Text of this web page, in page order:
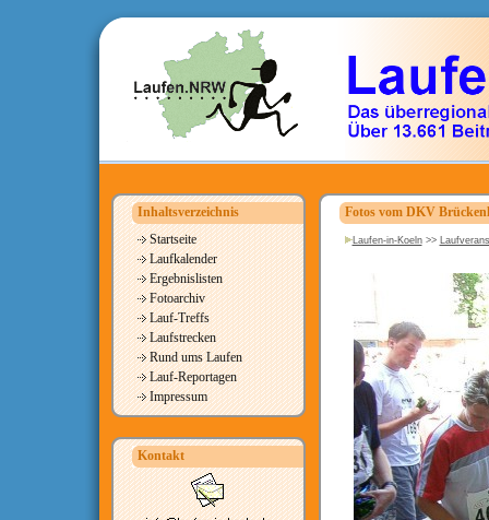
Inhaltsverzeichnis
Startseite
Laufkalender
Ergebnislisten
Fotoarchiv
Lauf-Treffs
Laufstrecken
Rund ums Laufen
Lauf-Reportagen
Impressum
Kontakt
Fotos vom DKV
Laufen-in-Koeln>>